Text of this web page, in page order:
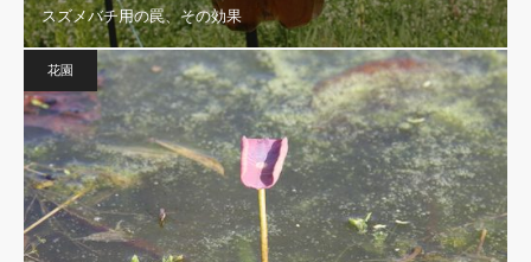
スズメバチ用の罠、その効果
花園